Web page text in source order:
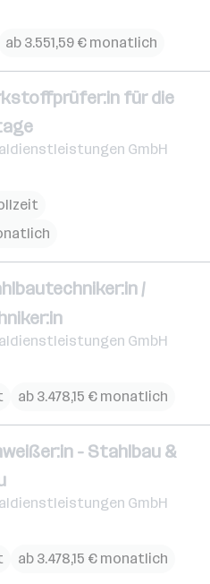
ab 3.551,59 € monatlich
für die
GmbH
/
GmbH
ab 3.478,15 € monatlich
- Stahlbau &
GmbH
ab 3.478,15 € monatlich